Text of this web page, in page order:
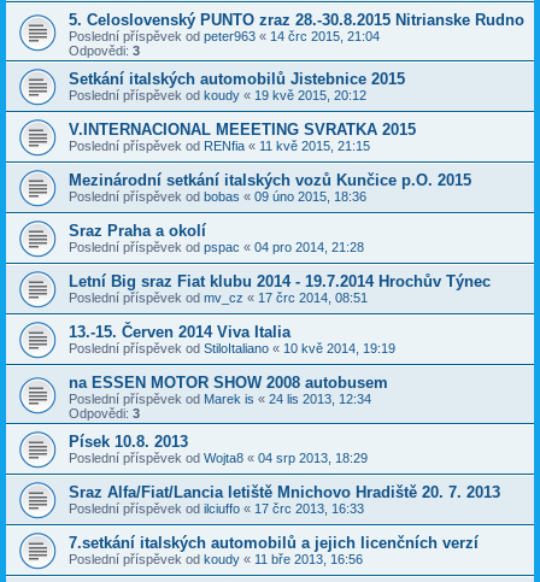
5. Celoslovenský PUNTO zraz 28.-30.8.2015 Nitrianske Rudno
Poslední příspěvek od peter963 « 14 črc 2015, 21:04
Odpovědi: 3
Setkání italských automobilů Jistebnice 2015
Poslední příspěvek od koudy « 19 kvě 2015, 20:12
V.INTERNACIONAL MEEETING SVRATKA 2015
Poslední příspěvek od RENfia « 11 kvě 2015, 21:15
Mezinárodní setkání italských vozů Kunčice p.O. 2015
Poslední příspěvek od bobas « 09 úno 2015, 18:36
Sraz Praha a okolí
Poslední příspěvek od pspac « 04 pro 2014, 21:28
Letní Big sraz Fiat klubu 2014 - 19.7.2014 Hrochův Týnec
Poslední příspěvek od mv_cz « 17 črc 2014, 08:51
13.-15. Červen 2014 Viva Italia
Poslední příspěvek od StiloItaliano « 10 kvě 2014, 19:19
na ESSEN MOTOR SHOW 2008 autobusem
Poslední příspěvek od Marek is « 24 lis 2013, 12:34
Odpovědi: 3
Písek 10.8. 2013
Poslední příspěvek od Wojta8 « 04 srp 2013, 18:29
Sraz Alfa/Fiat/Lancia letiště Mnichovo Hradiště 20. 7. 2013
Poslední příspěvek od ilciuffo « 17 črc 2013, 16:33
7.setkání italských automobilů a jejich licenčních verzí
Poslední příspěvek od koudy « 11 bře 2013, 16:56